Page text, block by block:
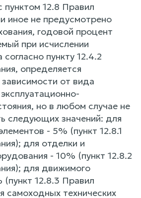
пунктом 12.8 Правил
иное не предусмотрено
годовой процент
при исчислении
пункту 12.4.2
определяется
от вида
но в любом случае не
следующих значений: для
- 5% (пункт 12.8.1
для отделки и
- 10% (пункт 12.8.2
для движимого
12.8.3 Правил
самоходных технических